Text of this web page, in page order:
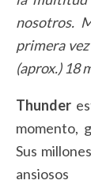
nosotros.
primera
(aprox.) 18
Thunder
momento,
Sus